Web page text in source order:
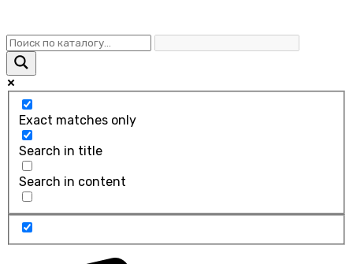
Exact matches only
Search in title
Search in content